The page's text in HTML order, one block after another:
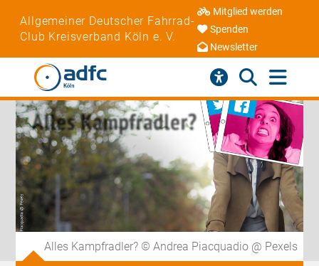
Allgemeiner Deutscher Fahrrad-
Club Kreisverband Köln e. V.
Mitglied werden
Spenden
Newsletter
Alles Kampfradler? © Andrea Piacquadio @ Pexels